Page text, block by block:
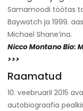
Samamoodi töötas
Baywatch ja 1999.
Michael Shane’ina.
Nicco Montano Bio:
>>>
Raamatud
10. veebruaril 2015
autobiograafia